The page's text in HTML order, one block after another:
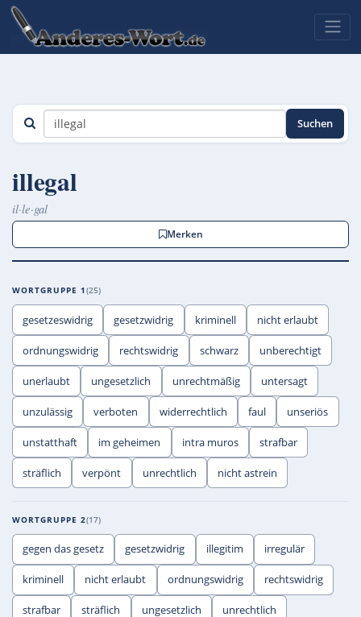
Suchen
illegal
il·le·gal
Merken
WORTGRUPPE 1 25
gesetzeswidrig gesetzwidrig kriminell nicht erlaubt
ordnungswidrig rechtswidrig schwarz unberechtigt
unerlaubt ungesetzlich unrechtmäßig untersagt
unzulässig verboten widerrechtlich faul unseriös
unstatthaft im geheimen intra muros strafbar
sträflich verpönt unrechtlich nicht astrein
WORTGRUPPE 2 17
gegen das gesetz gesetzwidrig illegitim irregulär
kriminell nicht erlaubt ordnungswidrig rechtswidrig
strafbar sträflich ungesetzlich unrechtlich